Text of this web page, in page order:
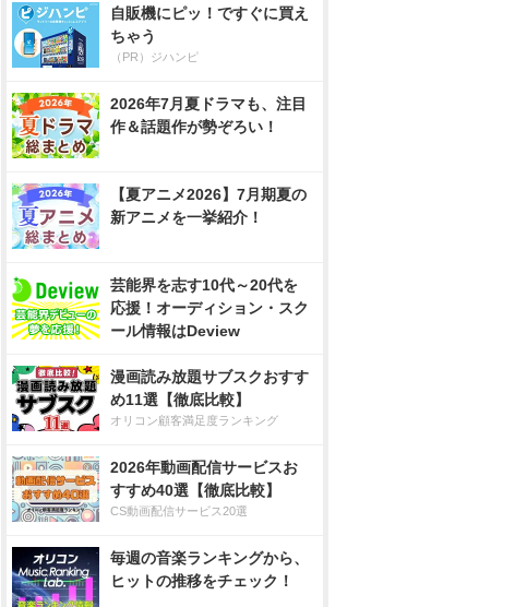
自販機にピッ！ですぐに買え
ちゃう
（PR）ジハンピ
2026年7月夏ドラマも、注目
作＆話題作が勢ぞろい！
【夏アニメ2026】7月期夏の
新アニメを一挙紹介！
芸能界を志す10代～20代を
応援！オーディション・スク
ール情報はDeview
漫画読み放題サブスクおすす
め11選【徹底比較】
オリコン顧客満足度ランキング
2026年動画配信サービスお
すすめ40選【徹底比較】
CS動画配信サービス20選
毎週の音楽ランキングから、
ヒットの推移をチェック！